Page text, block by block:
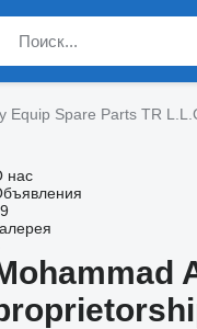
Equip Spare Parts TR
нас